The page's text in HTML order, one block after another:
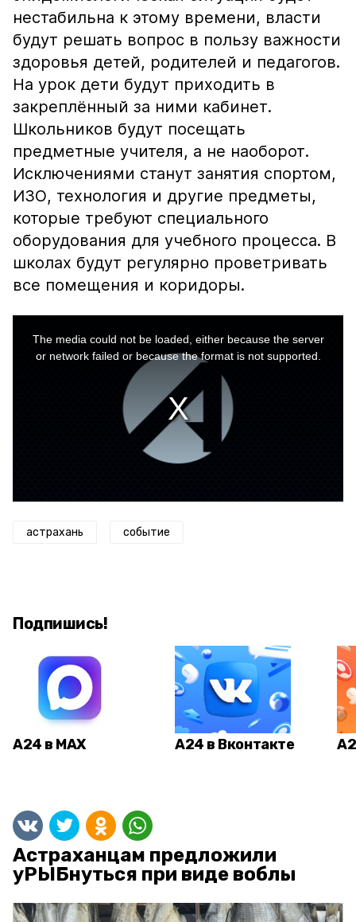
нестабильна к этому времени, власти
будут решать вопрос в пользу важности
здоровья детей, родителей и педагогов.
На урок дети будут приходить в
закреплённый за ними кабинет.
Школьников будут посещать
предметные учителя, а не наоборот.
Исключениями станут занятия спортом,
ИЗО, технология и другие предметы,
которые требуют специального
оборудования для учебного процесса. В
школах будут регулярно проветривать
все помещения и коридоры.
The media could not be loaded, either because the server
or network failed or because the format is not supported.
астрахань событие
Подпишись!
А24 в MAX А24 в Вконтакте
Астраханцам предложили
уРЫБнуться при виде воблы